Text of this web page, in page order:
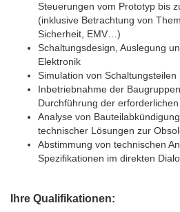
Steuerungen vom Prototyp bis
(inklusive Betrachtung von
Sicherheit, EMV…)
Schaltungsdesign, Auslegung
Elektronik
Simulation von Schaltungsteilen
Inbetriebnahme der
Durchführung der
Analyse von
technischer Lösungen zur
Abstimmung von technischen
Spezifikationen im direkten
Ihre Qualifikationen: